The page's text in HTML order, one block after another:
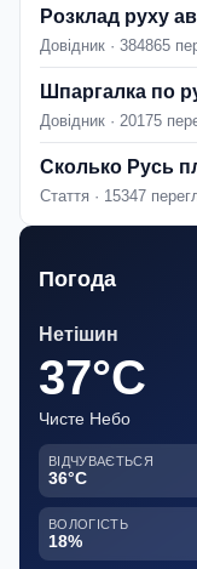
Розклад руху
Довідник · 384865
Шпаргалка по
Довідник · 20175
Сколько Русь
Стаття · 15347
Погода
Нетішин
37°C
Чисте Небо
ВІДЧУВАЄТЬСЯ
36°C
ВОЛОГІСТЬ
18%